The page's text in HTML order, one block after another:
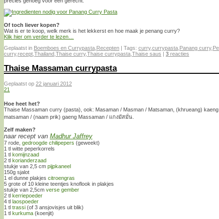
Of toch liever kopen?
Wat is er te koop, welk merk is het lekkerst en hoe maak je penang curry?
Klik hier om verder te lezen…
Geplaatst in Boemboes en Currypasta Recepten Tags: curry,currypasta Panang curry,
curry,recept Thailand Thaise curry,Thaise currypasta Thaise saus 3 reacties
Thaise Massaman currypasta
Geplaatst op 22 januari 2012
21
Hoe heet het?
Thaise Massaman curry (pasta), ook: Masaman / Masman / Matsaman, (khrueang) kaeng
matsaman / (naam prik) gaeng Massaman / แกงมัสมั่น.
Zelf maken?
naar recept van Madhur Jaffrey
7 rode, gedroogde chilipepers (geweekt)
1 tl witte peperkorrels
1 tl komijnzaad
2 tl korianderzaad
stukje van 2,5 cm pijpkaneel
150g sjalot
1 el dunne plakjes citroengras
5 grote of 10 kleine teentjes knoflook in plakjes
stukje van 2,5cm verse gember
2 tl kerriepoeder
4 tl laospoeder
1 tl trassi (of 3 ansjovisjes uit blik)
1 tl kurkuma (koenjit)